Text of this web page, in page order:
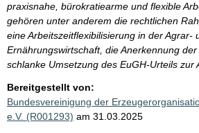
praxisnahe, bürokratiearme und flexible
gehören unter anderem die rechtlichen
eine Arbeitszeitflexibilisierung in der Agrar-
Ernährungswirtschaft, die Anerkennung
schlanke Umsetzung des EuGH-Urteils zur
Bereitgestellt von:
Bundesvereinigung der
e.V. (R001293) am 31.03.2025